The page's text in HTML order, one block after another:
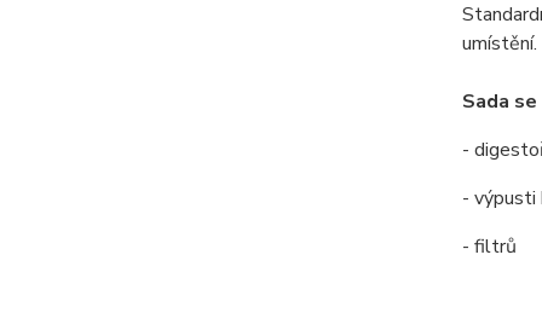
umístění.
Sada
-
- výpusti
- filtrů